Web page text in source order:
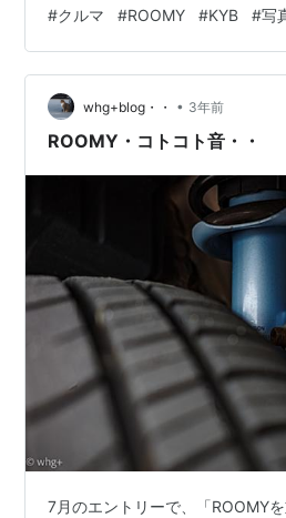
た。 でも、一気にリフレッシュ
なったことは事実。季節もいい
ので、どこか遠出をしたい気分
リングラック本体と交換費用は、
保証で賄いました。何気に加入し
#クルマ #ROOMY #KYB #写
whg+blog・・ • 3年前
ROOMY・コトコト音・・
7月のエントリーで、「ROOMY